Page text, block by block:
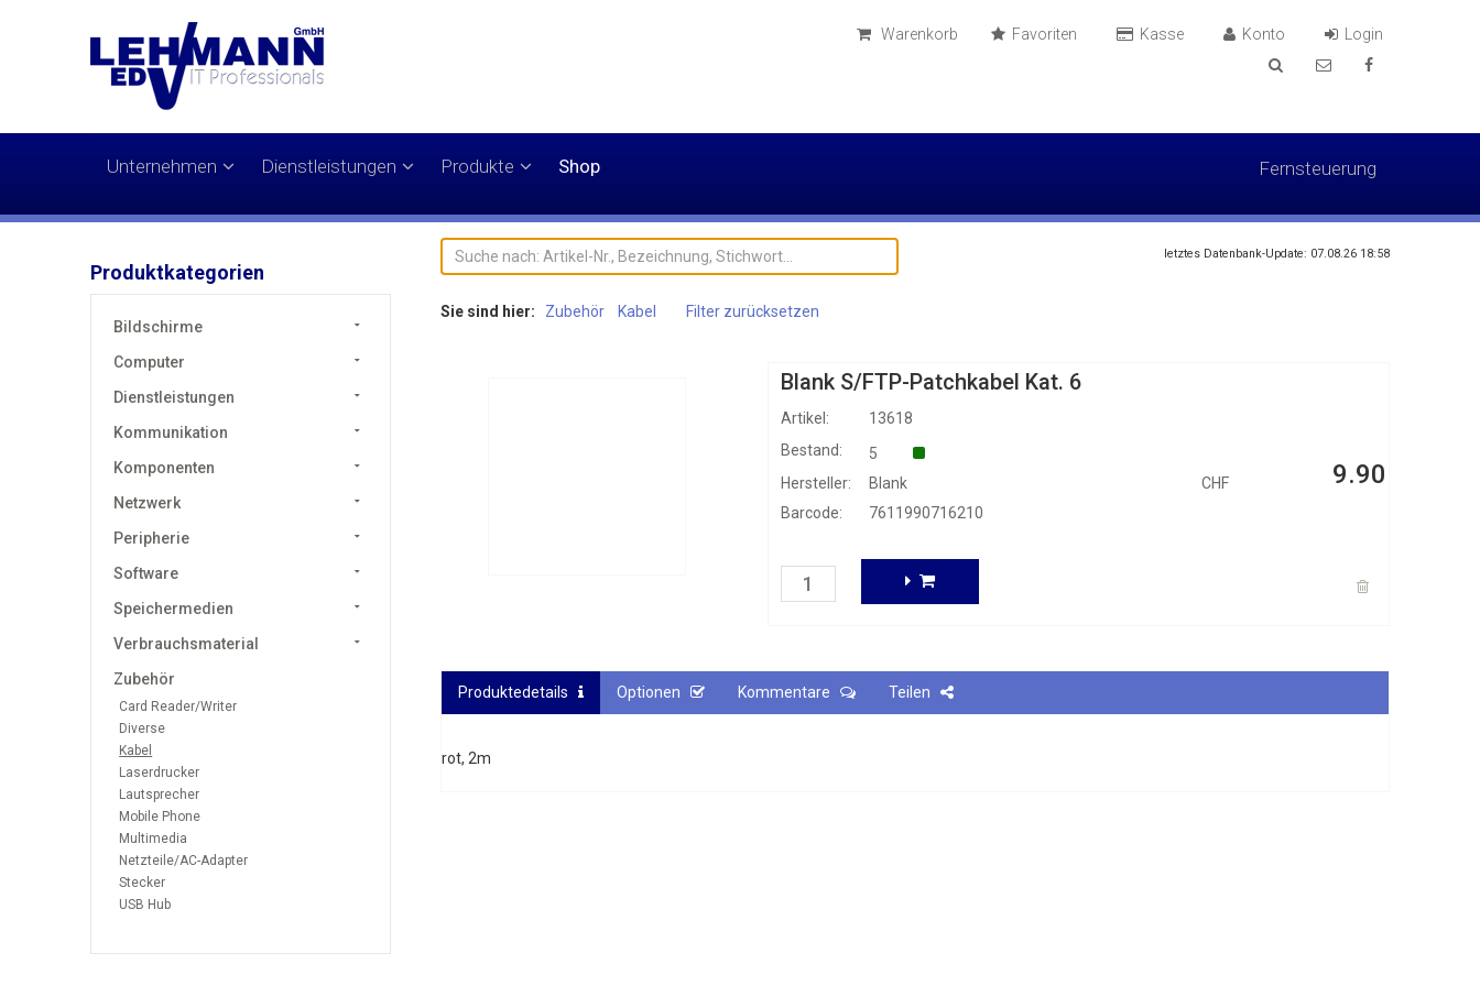
Warenkorb Favoriten Kasse Konto Login
Unternehmen Dienstleistungen Produkte Shop Fernsteuerung
Produktkategorien
Bildschirme
Computer
Dienstleistungen
Kommunikation
Komponenten
Netzwerk
Peripherie
Software
Speichermedien
Verbrauchsmaterial
Zubehör
Card Reader/Writer
Diverse
Kabel
Laserdrucker
Lautsprecher
Mobile Phone
Multimedia
Netzteile/AC-Adapter
Stecker
USB Hub
letztes Datenbank-Update: 07.08.26 18:58
Sie sind hier: Zubehör Kabel Filter zurücksetzen
Blank S/FTP-Patchkabel Kat. 6
Artikel: 13618
CHF 9.90
Bestand:
5
Hersteller:
Blank
Barcode:
7611990716210
Produktedetails Optionen Kommentare Teilen
rot, 2m